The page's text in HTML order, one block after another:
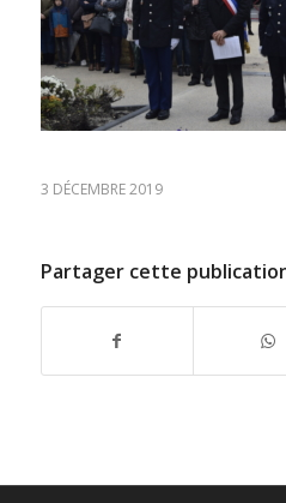
3 DÉCEMBRE 2019
Partager cette